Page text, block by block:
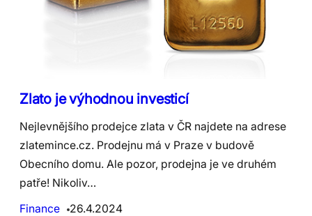
Zlato je výhodnou investicí
Nejlevnějšího prodejce zlata v ČR najdete na adrese
zlatemince.cz. Prodejnu má v Praze v budově
Obecního domu. Ale pozor, prodejna je ve druhém
patře! Nikoliv…
Finance
26.4.2024